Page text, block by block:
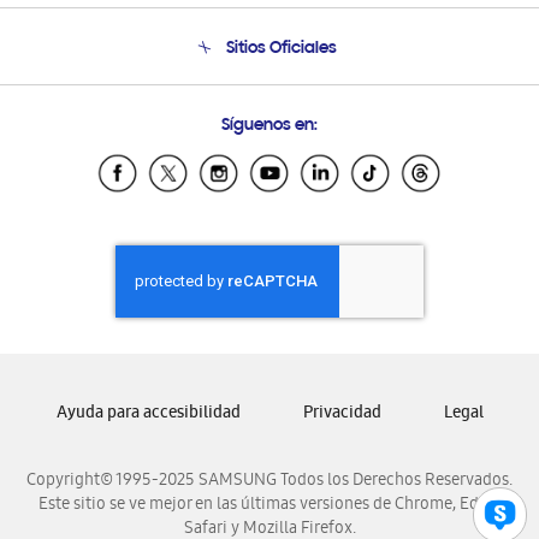
Condiciones de Compra
Soporte vía eMail
Sitios Oficiales
Samsung Ecuador
Samsung El Salvador
Samsung Honduras
Samsung Nicaragua
Samsung Panamá
Samsung Venezuela
Síguenos en:
Copyright© 1995-2025 SAMSUNG Todos los Derechos Reservados.
Este sitio se ve mejor en las últimas versiones de Chrome, Edge,
Safari y Mozilla Firefox.
Ayuda para accesibilidad Privacidad Legal